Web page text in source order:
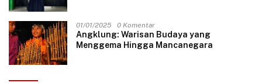
01/01/2025 0 Komentar
Angklung: Warisan Budaya yang
Menggema Hingga Mancanegara